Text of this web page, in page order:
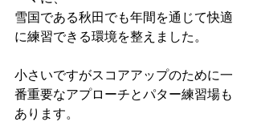
雪国である秋田でも年間を通じて快適
に練習できる環境を整えました。
小さいですがスコアアップのために一
番重要なアプローチとパター練習場も
あります。